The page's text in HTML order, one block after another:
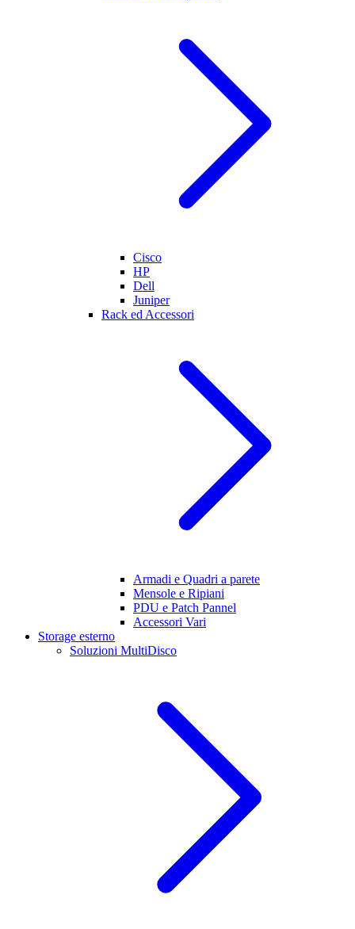
Cisco
HP
Dell
Juniper
Rack ed Accessori
Armadi e Quadri a parete
Mensole e Ripiani
PDU e Patch Pannel
Accessori Vari
Storage esterno
Soluzioni MultiDisco